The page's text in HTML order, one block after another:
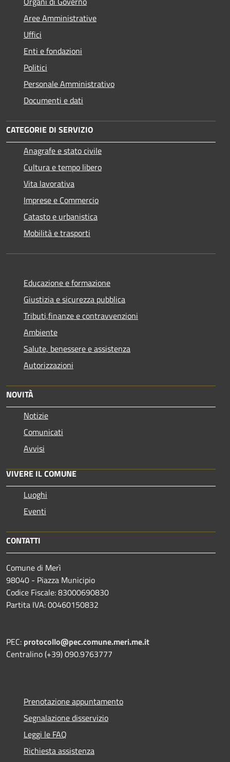
Aree Amministrative
Uffici
Enti e fondazioni
Politici
Personale Amministrativo
Documenti e dati
CATEGORIE DI SERVIZIO
Anagrafe e stato civile
Cultura e tempo libero
Vita lavorativa
Imprese e Commercio
Catasto e urbanistica
Mobilità e trasporti
Educazione e formazione
Giustizia e sicurezza pubblica
Tributi,finanze e contravvenzioni
Ambiente
Salute, benessere e assistenza
Autorizzazioni
NOVITÀ
Notizie
Comunicati
Avvisi
VIVERE IL COMUNE
Luoghi
Eventi
CONTATTI
Comune di Merì
98040 - Piazza Municipio
Codice Fiscale: 83000690830
Partita IVA: 00460150832
PEC: protocollo@pec.comune.meri.me.it
Centralino (+39) 090.9763777
Prenotazione appuntamento
Segnalazione disservizio
Leggi le FAQ
Richiesta assistenza